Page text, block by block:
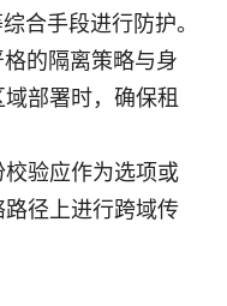
合手段进行防护。
的隔离策略与身
部署时，确保租
验应作为选项或
径上进行跨域传